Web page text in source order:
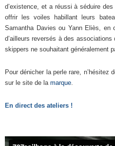
d’existence, et a réussi à séduire
offrir les voiles habillant leurs
Samantha Davies ou Yann Eliès, en
d’ailleurs reversés à des associations
skippers ne souhaitant généralement
Pour dénicher la perle rare, n’hésitez
sur le site de la marque.
En direct des ateliers !